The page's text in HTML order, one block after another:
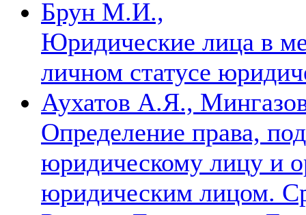
Брун М.И.,
Юридические лица в
личном статусе
Аухатов А.Я.,
Определение права,
юридическому лицу и
юридическим лицом.